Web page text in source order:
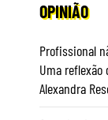
OPINIÃO
Profissional
Uma reflexão
Alexandra